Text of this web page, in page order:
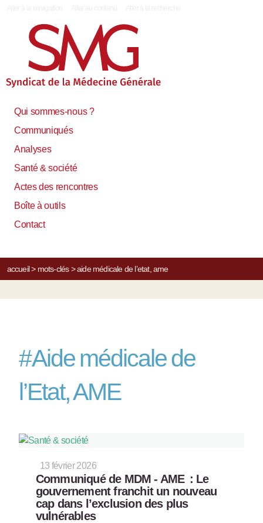
Qui sommes-nous ?
Communiqués
Analyses
Santé & société
Actes des rencontres
Boîte à outils
Contact
accueil> mots-clés> aide médicale de l’etat, ame
#Aide médicale de
l’Etat, AME
13 février 2026
Communiqué de MDM - AME : Le
gouvernement franchit un nouveau
cap dans l’exclusion des plus
vulnérables